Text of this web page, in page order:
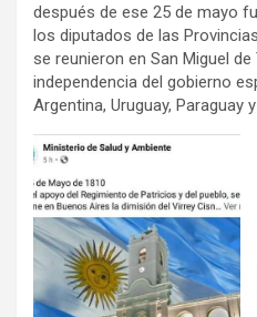
después de ese 25 de mayo
los diputados de las
se reunieron en San Miguel
independencia del gobierno
Argentina, Uruguay, Paraguay